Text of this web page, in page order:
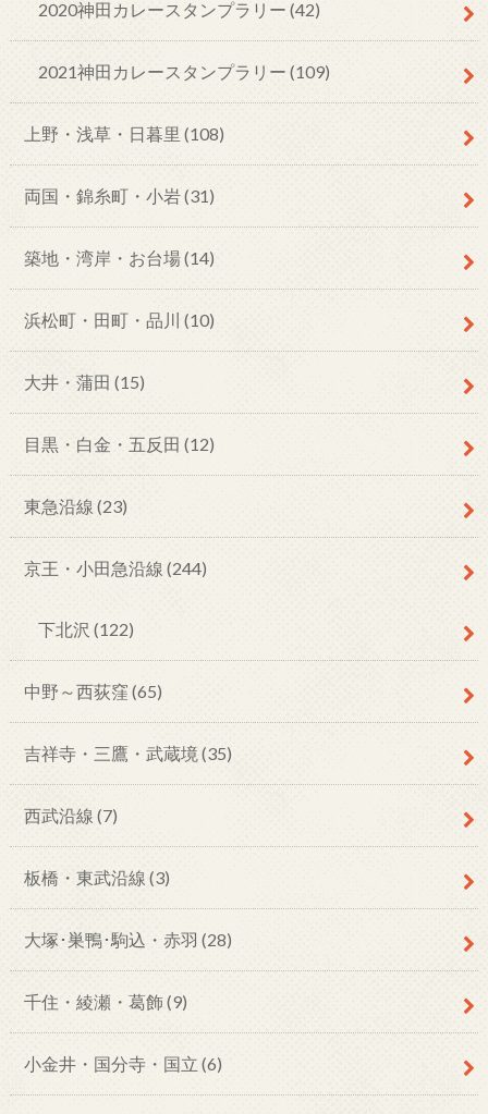
2020神田カレースタンプラリー (42)
2021神田カレースタンプラリー (109)
上野・浅草・日暮里 (108)
両国・錦糸町・小岩(31)
築地・湾岸・お台場(14)
浜松町・田町・品川 (10)
大井・蒲田 (15)
目黒・白金・五反田 (12)
東急沿線 (23)
京王・小田急沿線 (244)
下北沢 (122)
中野～西荻窪 (65)
吉祥寺・三鷹・武蔵境 (35)
西武沿線 (7)
板橋・東武沿線 (3)
大塚･巣鴨･駒込・赤羽 (28)
千住・綾瀬・葛飾(9)
小金井・国分寺・国立 (6)